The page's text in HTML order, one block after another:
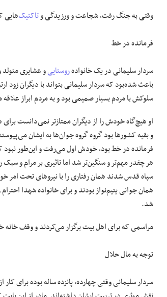
وقتی به جنگ رفت، شجاعت و ورزیدگی وتاکتیک‌هایی
فرمانده در خط
سردار سلیمانی در یک خانوادهروستاییو عشایری متولد
باعث شده‌بود که سردار سلیمانی بتواند با دیگران
سلوکش با مردم بسیار صمیمی بود و به مردم ابراز
او هیچ‌گاه خودش را از دیگران ممتازتر نمی‌دانست
و بقیه کشورها بود گروه گروه جوان‌ها به ایشان
فرمانده در خط بود، خودش اول می‌رفت و این‌طور
هر چقدر مهم‌تر و سنگین‌تر شد اما تاثیری بر مرام و
سپاه قدس شدند همان رفتاری را با نیروهای تحت امر
همان جوانی یتیم‌نواز بودند و برای خانواده شهدا
شد.
مراسمی که برای اهل بیت برگزار می‌کردند و وقف
توجه به مال حلال
سردار سلیمانی وقتی چهارده، پانزده ساله بوده برای